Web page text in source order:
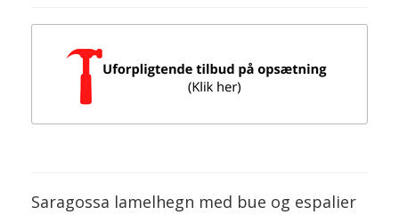
Saragossa lamelhegn med bue og espalier